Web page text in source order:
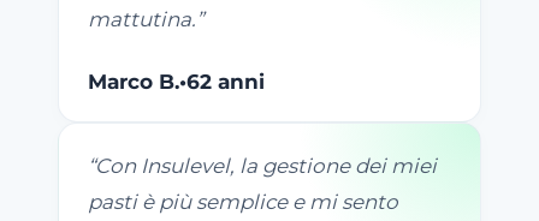
mattutina. ”
Marco B.•62 anni
“Con Insulevel, la gestione dei miei
pasti è più semplice e mi sento